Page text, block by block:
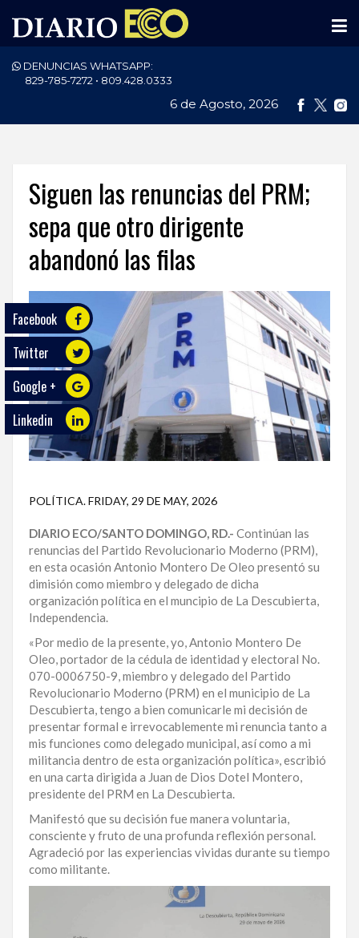
DENUNCIAS WHATSAPP:
829-785-7272 • 809.428.0333
6 de Agosto, 2026
PORTADA
DEPORTES
SALUD
TECNOLOGÍA
ECO
PLAY
TRABAJOS
DE
DISTRITO
NACIONAL
SANTO
DOMINGO
SANTIAGO
SAN
JUAN
LA
ALTAGRACIA
PUERTO
CONTÁCTENOS
Siguen las renuncias del PRM;
sepa que otro dirigente
abandonó las filas
Facebook
Twitter
Google +
Linkedin
POLÍTICA.FRIDAY, 29 DE MAY, 2026
DIARIO ECO/SANTO DOMINGO, RD.- Continúan las
renuncias del Partido Revolucionario Moderno (PRM),
en esta ocasión Antonio Montero De Oleo presentó su
dimisión como miembro y delegado de dicha
organización política en el muncipio de La Descubierta,
Independencia.
«Por medio de la presente, yo, Antonio Montero De
Oleo, portador de la cédula de identidad y electoral No.
070-0006750-9, miembro y delegado del Partido
Revolucionario Moderno (PRM) en el municipio de La
Descubierta, tengo a bien comunicarle mi decisión de
presentar formal e irrevocablemente mi renuncia tanto a
mis funciones como delegado municipal, así como a mi
militancia dentro de esta organización política», escribió
en una carta dirigida a Juan de Dios Dotel Montero,
presidente del PRM en La Descubierta.
Manifestó que su decisión fue manera voluntaria,
consciente y fruto de una profunda reflexión personal.
Agradeció por las experiencias vividas durante su tiempo
como militante.